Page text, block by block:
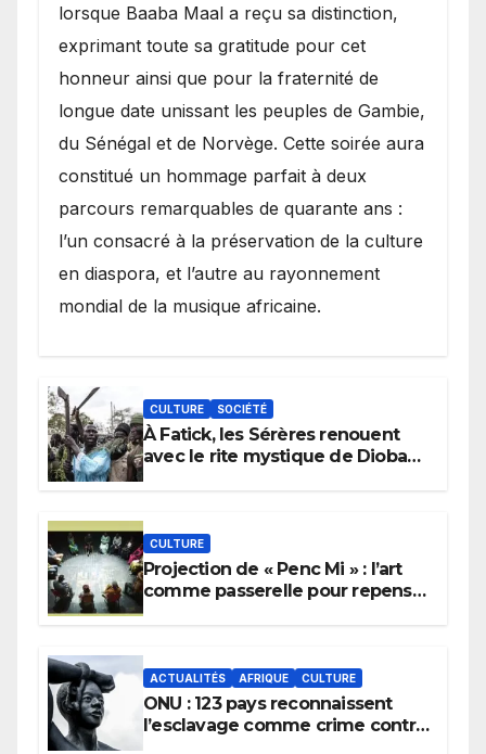
lorsque Baaba Maal a reçu sa distinction,
exprimant toute sa gratitude pour cet
honneur ainsi que pour la fraternité de
longue date unissant les peuples de Gambie,
du Sénégal et de Norvège. Cette soirée aura
constitué un hommage parfait à deux
parcours remarquables de quarante ans :
l’un consacré à la préservation de la culture
en diaspora, et l’autre au rayonnement
mondial de la musique africaine.
CULTURE SOCIÉTÉ
À Fatick, les Sérères renouent
avec le rite mystique de Diobaye
CULTURE
Projection de « Penc Mi » : l’art
comme passerelle pour repenser
ACTUALITÉS AFRIQUE CULTURE
ONU : 123 pays reconnaissent
l’esclavage comme crime contre